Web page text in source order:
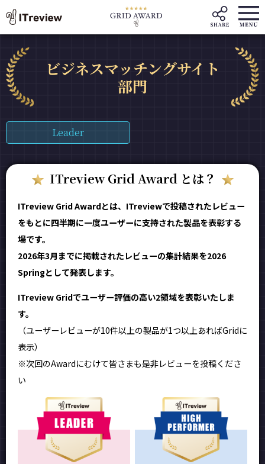
ビジネスマッチングサイト
部門
Leader
ITreview Grid Award とは？
ITreview Grid Awardとは、ITreviewで投稿されたレビュー
をもとに四半期に一度ユーザーに支持された製品を表彰する
場です。
2026年3月までに掲載されたレビューの集計結果を2026
Springとして発表します。
ITreview Gridでユーザー評価の高い2領域を表彰いたしま
す。
（ユーザーレビューが10件以上の製品が1つ以上あればGridに
表示）
※次回のAwardにむけて皆さまも是非レビューを投稿くださ
い